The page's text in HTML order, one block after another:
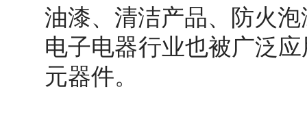
油漆、清洁产品、防火
电子电器行业也被广泛
元器件。